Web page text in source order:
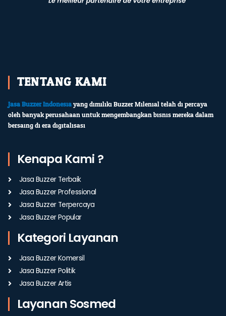
TENTANG KAMI
Jasa Buzzer Indonesiayang dimiliki Buzzer Milenial telah di percaya
oleh banyak perusahaan untuk mengembangkan bisnis mereka dalam
bersaing di era digitalisasi
Kenapa Kami ?
Jasa Buzzer Terbaik
Jasa Buzzer Professional
Jasa Buzzer Terpercaya
Jasa Buzzer Popular
Kategori Layanan
Jasa Buzzer Komersil
Jasa Buzzer Politik
Jasa Buzzer Artis
Layanan Sosmed